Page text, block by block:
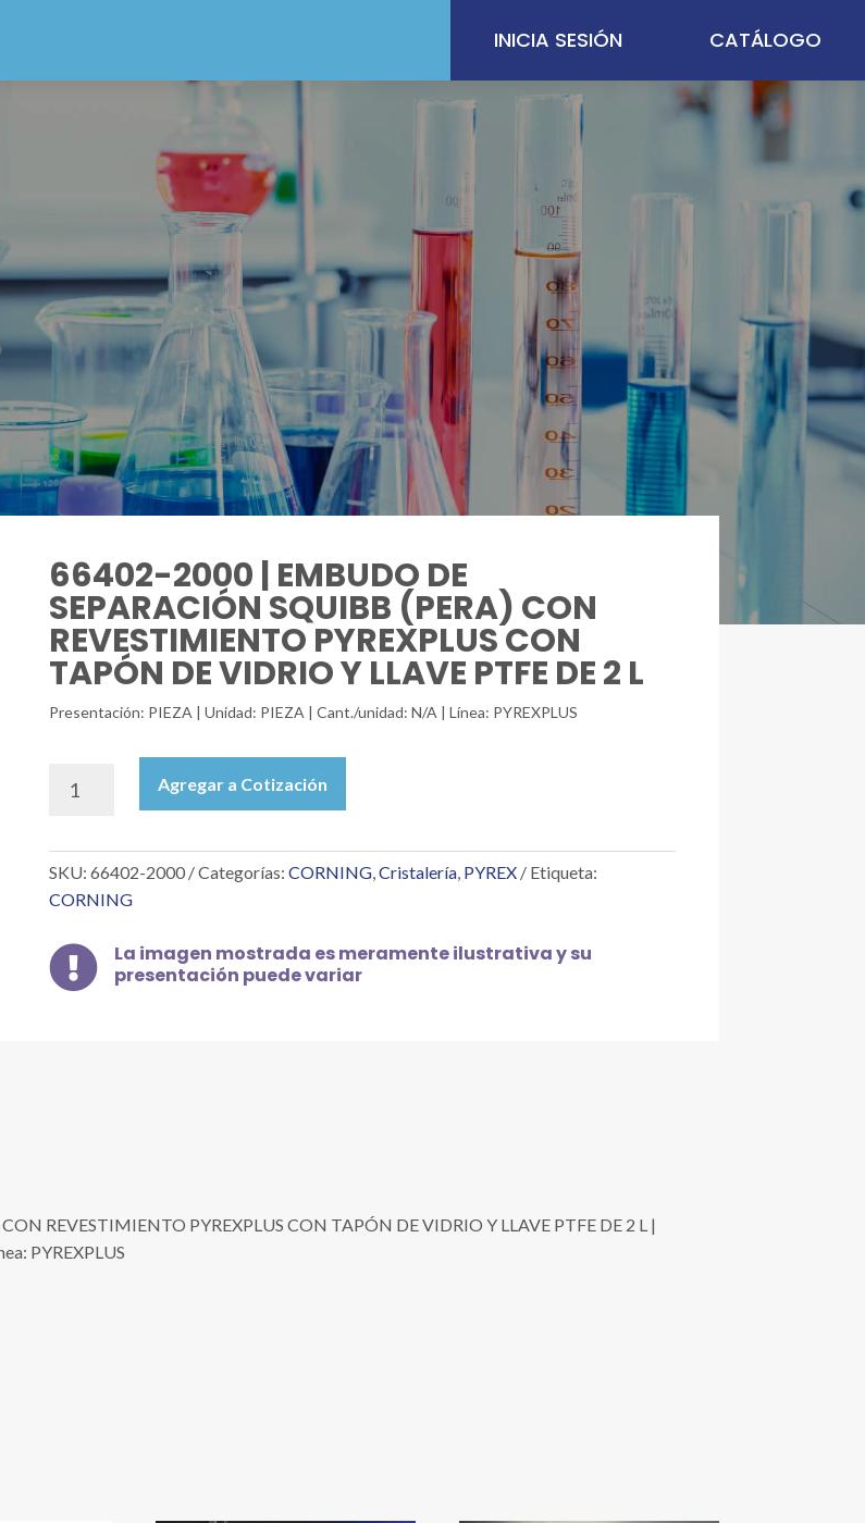
INICIA SESIÓN CATÁLOGO
66402-2000 | EMBUDO DE
SEPARACIÓN SQUIBB (PERA) CON
REVESTIMIENTO PYREXPLUS CON
TAPÓN DE VIDRIO Y LLAVE PTFE DE 2 L
Presentación: PIEZA | Unidad: PIEZA | Cant./unidad: N/A | Línea: PYREXPLUS
2000
EMBUDO
DE
SEPARACIÓN
(PERA)
CON
REVESTIMIENTO
DE
2
Agregar a Cotización
SKU:66402-2000 Categorías:CORNING,Cristalería, PYREX
Etiqueta:
CORNING

La imagen mostrada es meramente ilustrativa y su
presentación puede variar
REVESTIMIENTO PYREXPLUS CON TAPÓN DE VIDRIO Y LLAVE PTFE DE 2 L |
PYREXPLUS